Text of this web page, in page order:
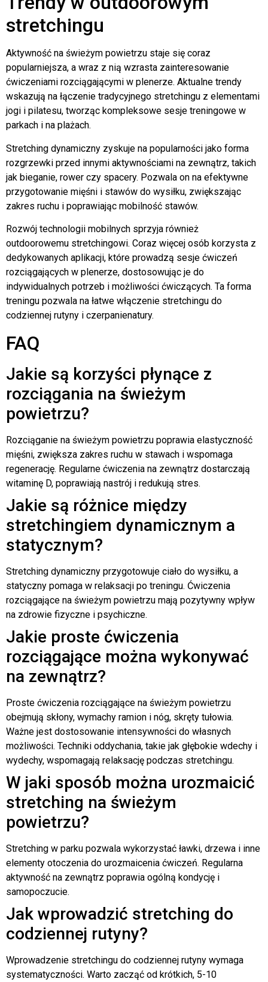
stretchingu
Aktywność na świeżym powietrzu staje się coraz
popularniejsza, a wraz z nią wzrasta zainteresowanie
ćwiczeniami rozciągającymi w plenerze. Aktualne trendy
wskazują na łączenie tradycyjnego stretchingu z elementami
jogi i pilatesu, tworząc kompleksowe sesje treningowe w
parkach i na plażach.
Stretching dynamiczny zyskuje na popularności jako forma
rozgrzewki przed innymi aktywnościami na zewnątrz, takich
jak bieganie, rower czy spacery. Pozwala on na efektywne
przygotowanie mięśni i stawów do wysiłku, zwiększając
zakres ruchu i poprawiając mobilność stawów.
Rozwój technologii mobilnych sprzyja również
outdoorowemu stretchingowi. Coraz więcej osób korzysta z
dedykowanych aplikacji, które prowadzą sesje ćwiczeń
rozciągających w plenerze, dostosowując je do
indywidualnych potrzeb i możliwości ćwiczących. Ta forma
treningu pozwala na łatwe włączenie stretchingu do
codziennej rutyny i czerpanienatury.
FAQ
Jakie są korzyści płynące z
rozciągania na świeżym
powietrzu?
Rozciąganie na świeżym powietrzu poprawia elastyczność
mięśni, zwiększa zakres ruchu w stawach i wspomaga
regenerację. Regularne ćwiczenia na zewnątrz dostarczają
witaminę D, poprawiają nastrój i redukują stres.
Jakie są różnice między
stretchingiem dynamicznym a
statycznym?
Stretching dynamiczny przygotowuje ciało do wysiłku, a
statyczny pomaga w relaksacji po treningu. Ćwiczenia
rozciągające na świeżym powietrzu mają pozytywny wpływ
na zdrowie fizyczne i psychiczne.
Jakie proste ćwiczenia
rozciągające można wykonywać
na zewnątrz?
Proste ćwiczenia rozciągające na świeżym powietrzu
obejmują skłony, wymachy ramion i nóg, skręty tułowia.
Ważne jest dostosowanie intensywności do własnych
możliwości. Techniki oddychania, takie jak głębokie wdechy i
wydechy, wspomagają relaksację podczas stretchingu.
W jaki sposób można urozmaicić
stretching na świeżym
powietrzu?
Stretching w parku pozwala wykorzystać ławki, drzewa i inne
elementy otoczenia do urozmaicenia ćwiczeń. Regularna
aktywność na zewnątrz poprawia ogólną kondycję i
samopoczucie.
Jak wprowadzić stretching do
codziennej rutyny?
Wprowadzenie stretchingu do codziennej rutyny wymaga
systematyczności. Warto zacząć od krótkich, 5-10